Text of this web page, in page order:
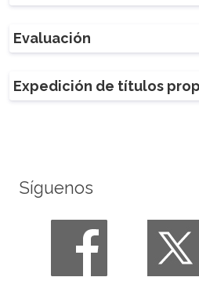
Evaluación
Expedición de títulos
Síguenos